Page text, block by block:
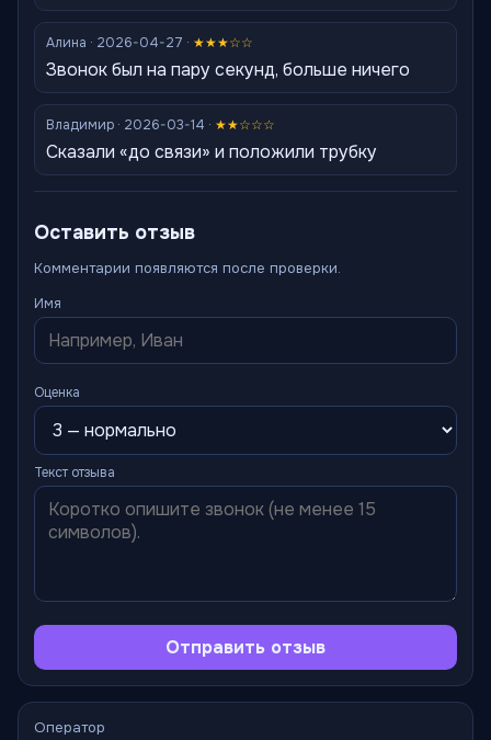
Алина · 2026-04-27 · ★★★☆☆
Звонок был на пару секунд, больше ничего
Владимир · 2026-03-14 · ★★☆☆☆
Сказали «до связи» и положили трубку
Оставить отзыв
Комментарии появляются после проверки.
Имя
Оценка
Текст отзыва
Отправить отзыв
Оператор